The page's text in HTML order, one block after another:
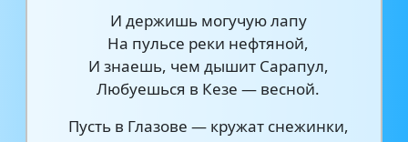
И держишь могучую лапу
На пульсе реки нефтяной,
И знаешь, чем дышит Сарапул,
Любуешься в Кезе — весной.
Пусть в Глазове — кружат снежинки,